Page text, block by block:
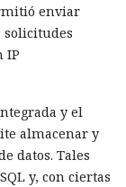
la ejecución del
en Go, según
el
En el
streams a
la capa de
solicitudes
enviar
solicitudes
IP
y el
almacenar y
datos. Tales
y, con ciertas